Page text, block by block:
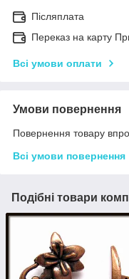
Післяплата
Переказ на карту
Всі умови оплати
Умови повернення
Повернення товару
Всі умови повернення
Подібні товари